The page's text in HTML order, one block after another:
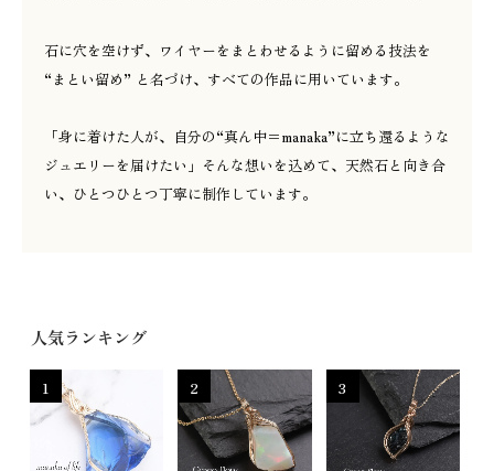
石に穴を空けず、ワイヤーをまとわせるように留める技法を
“まとい留め” と名づけ、すべての作品に用いています。
「身に着けた人が、自分の“真ん中＝manaka”に立ち還るような
ジュエリーを届けたい」そんな想いを込めて、天然石と向き合
い、ひとつひとつ丁寧に制作しています。
人気ランキング
1 2 3